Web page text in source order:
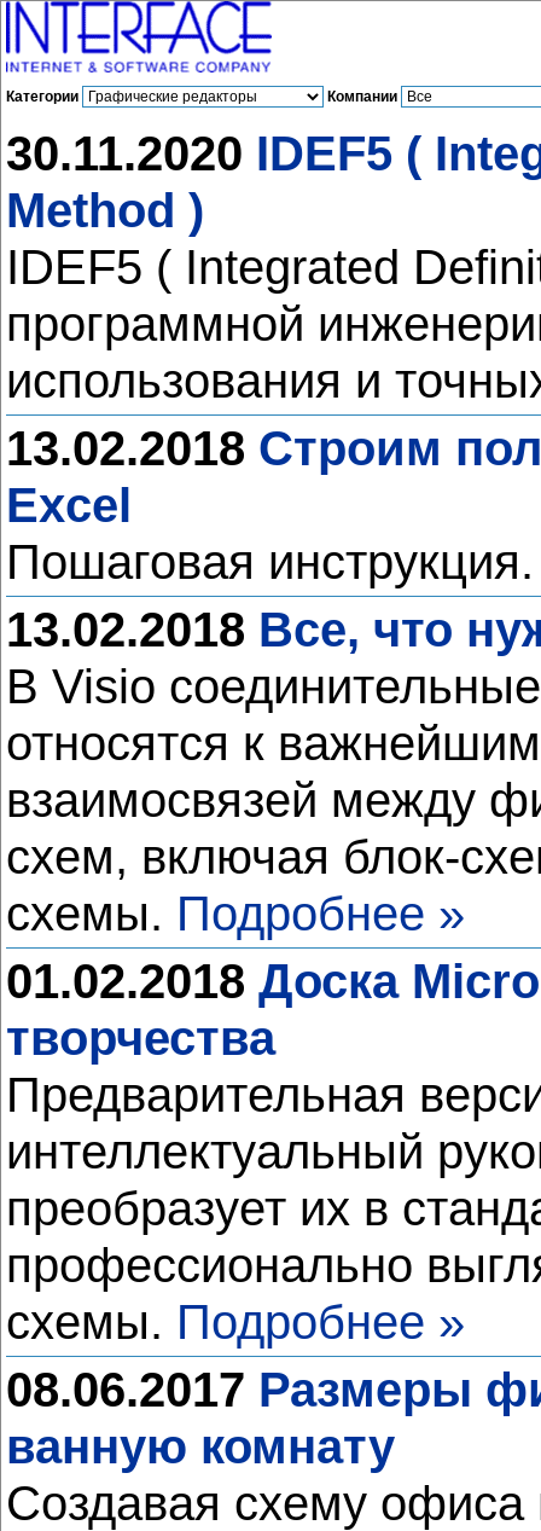
Категории Компании
30.11.2020 IDEF5 (
Method )
IDEF5 ( Integrated
программной
использования и
13.02.2018 Строим
Excel
Пошаговая
13.02.2018 Все, что
В Visio
относятся к
взаимосвязей между
схем, включая блок-
схемы. Подробнее »
01.02.2018 Доска
творчества
Предварительная
интеллектуальный
преобразует их в
профессионально
схемы. Подробнее »
08.06.2017 Размеры
ванную комнату
Создавая схему офиса